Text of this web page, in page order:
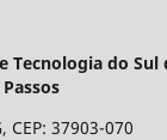
Tecnologia do Sul
CEP: 37903-070